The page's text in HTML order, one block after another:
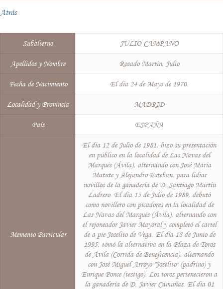
Atrás
Subalterno JULIO CAMPANO
Apellidos y Nombre Rosado Martín, Julio
Fecha de Nacimiento El día 24 de Mayo de 1970.
Localidad y Provincia MADRID
País ESPAÑA
Memento Particular
El día 12 de Julio de 1981, hizo su presentación
en público en la localidad de Las Navas del
Marqués (Ávila), alternando con José María
Matute y Alejandro Esteban, para lidiar
novillos de la ganadería de D. Santiago Martín
Ladrero. El día 15 de Julio de 1989, debutó
como novillero con picadores en la localidad de
Las Navas del Marqués (Ávila), alternando con
el rejoneador Javier Mayoral y completó el cartel
de a pie Joselito de Vega. El día 18 de Junio de
1995, tomó la alternativa en la Plaza de Toros
de Ávila (Corrida de Beneficencia), alternando
con José Miguel Arroyo "Joselito" (padrino) y
Enrique Ponce (testigo). Los toros pertenecieron a
la ganadería de D. Javier Camuñas. El día 01